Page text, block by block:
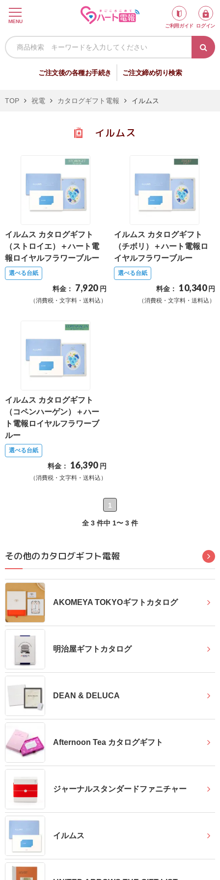
MENU
ご利用ガイド
ログイン
ご注文後の各種お手続き ご注文締め切り検索
新
会
祝
電電
短
お
届
日
検
ご
注
内
容
の
認
（非
ご
用
ガ
イ
ド
報
ア
ル・
Q&A
の
例
TOP 祝電 カタログギフト電報 イルムス
イルムス
イルムス カタログギフト
（ストロイエ）＋ハート電
報ロイヤルフラワーブルー
選べる台紙
料金： 7,920 円
（消費税・文字料・送料込）
イルムス カタログギフト
（チボリ）＋ハート電報ロ
イヤルフラワーブルー
選べる台紙
料金： 10,340 円
（消費税・文字料・送料込）
イルムス カタログギフト
（コペンハーゲン）＋ハー
ト電報ロイヤルフラワーブ
ルー
選べる台紙
料金： 16,390 円
（消費税・文字料・送料込）
1
全 3 件中 1〜 3 件
その他のカタログギフト電報
AKOMEYA TOKYOギフトカタログ
明治屋ギフトカタログ
DEAN & DELUCA
Afternoon Tea カタログギフト
ジャーナルスタンダードファニチャー
イルムス